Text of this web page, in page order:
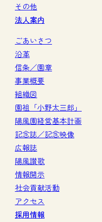
その他
法人案内
ごあいさつ
沿革
信条／園章
事業概要
組織図
園祖「小野太三郎」
陽風園経営基本計画
記念誌／記念映像
広報誌
陽風讃歌
情報開示
社会貢献活動
アクセス
採用情報